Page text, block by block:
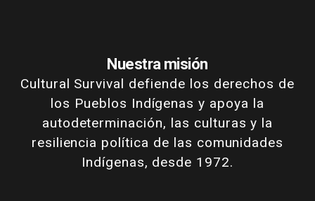
Nuestra misión
Cultural Survival defiende los derechos de
los Pueblos Indígenas y apoya la
autodeterminación, las culturas y la
resiliencia política de las comunidades
Indígenas, desde 1972.